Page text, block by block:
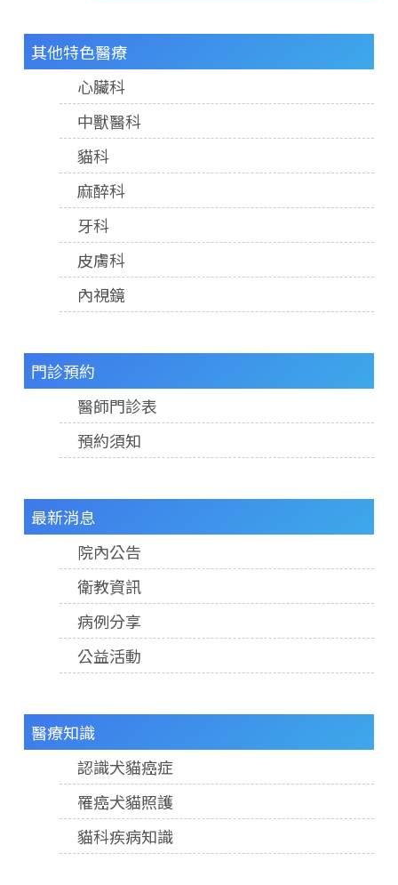
其他特色醫療
心臟科
中獸醫科
貓科
麻醉科
牙科
皮膚科
內視鏡
門診預約
醫師門診表
預約須知
最新消息
院內公告
衛教資訊
病例分享
公益活動
醫療知識
認識犬貓癌症
罹癌犬貓照護
貓科疾病知識